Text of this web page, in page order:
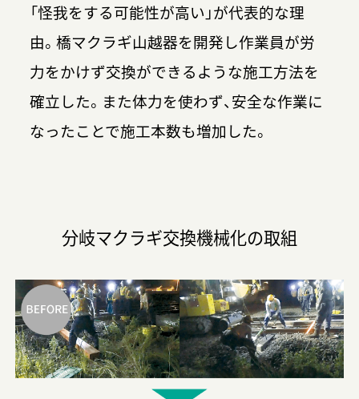
「怪我をする可能性が高い」が代表的な理
由。橋マクラギ山越器を開発し作業員が労
力をかけず交換ができるような施工方法を
確立した。また体力を使わず、安全な作業に
なったことで施工本数も増加した。
分岐マクラギ交換機械化の取組